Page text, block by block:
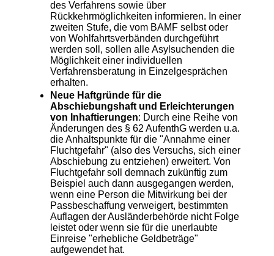
des Verfahrens sowie über
Rückkehrmöglichkeiten informieren. In einer
zweiten Stufe, die vom BAMF selbst oder
von Wohlfahrtsverbänden durchgeführt
werden soll, sollen alle Asylsuchenden die
Möglichkeit einer individuellen
Verfahrensberatung in Einzelgesprächen
erhalten.
Neue Haftgründe für die
Abschiebungshaft und Erleichterungen
von Inhaftierungen: Durch eine Reihe von
Änderungen des § 62 AufenthG werden u.a.
die Anhaltspunkte für die "Annahme einer
Fluchtgefahr" (also des Versuchs, sich einer
Abschiebung zu entziehen) erweitert. Von
Fluchtgefahr soll demnach zukünftig zum
Beispiel auch dann ausgegangen werden,
wenn eine Person die Mitwirkung bei der
Passbeschaffung verweigert, bestimmten
Auflagen der Ausländerbehörde nicht Folge
leistet oder wenn sie für die unerlaubte
Einreise "erhebliche Geldbeträge"
aufgewendet hat.